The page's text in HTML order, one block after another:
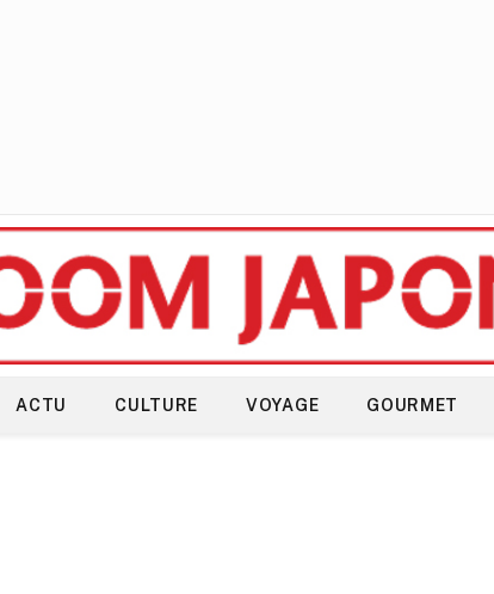
ACTU CULTURE VOYAGE GOURMET